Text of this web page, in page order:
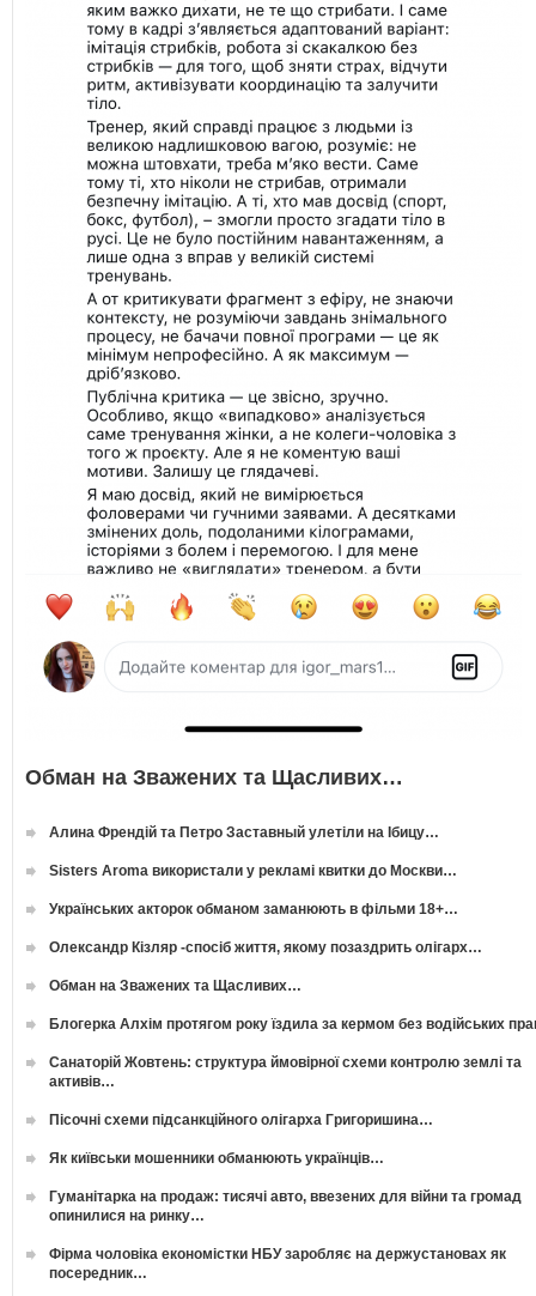
Обман на Зважених та Щасливих…
Алина Френдій та Петро Заставный улетіли на Ібицу…
Sisters Aroma використали у рекламі квитки до Москви…
Українських акторок обманом заманюють в фільми 18+…
Олександр Кізляр -спосіб життя, якому позаздрить олігарх…
Обман на Зважених та Щасливих…
Блогерка Алхім протягом року їздила за кермом без водійських
Санаторій Жовтень: структура ймовірної схеми контролю землі та
активів…
Пісочні схеми підсанкційного олігарха Григоришина…
Як київськи мошенники обманюють українців…
Гуманітарка на продаж: тисячі авто, ввезених для війни та громад
опинилися на ринку…
Фірма чоловіка економістки НБУ заробляє на держустановах як
посередник…